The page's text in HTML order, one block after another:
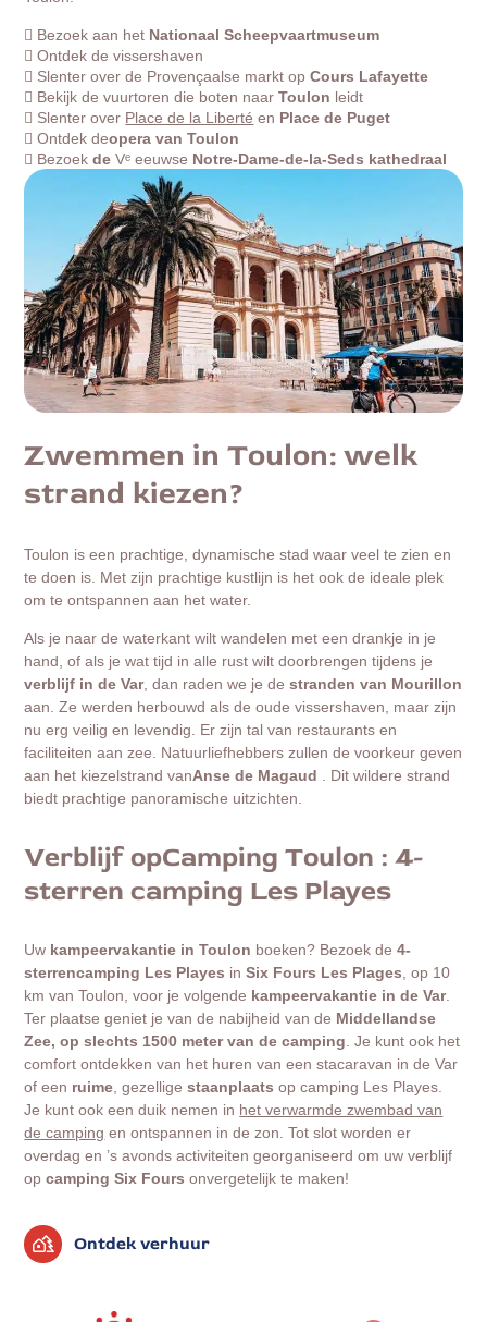
Bezoek aan het Nationaal Scheepvaartmuseum
Ontdek de vissershaven
Slenter over de Provençaalse markt opCours Lafayette
Bekijk de vuurtoren die boten naarToulon leidt
Slenter over Place de la Liberté en Place de Puget
Ontdek deopera van Toulon
Bezoekde Vᵉ eeuwse Notre-Dame-de-la-Seds kathedraal
Zwemmen in Toulon: welk
strand kiezen?
Toulon is een prachtige, dynamische stad waar veel te zien en
te doen is. Met zijn prachtige kustlijn is het ook de ideale plek
om te ontspannen aan het water.
Als je naar de waterkant wilt wandelen met een drankje in je
hand, of als je wat tijd in alle rust wilt doorbrengen tijdens je
verblijf in de Var, dan raden we je destranden van Mourillon
aan. Ze werden herbouwd als de oude vissershaven, maar zijn
nu erg veilig en levendig. Er zijn tal van restaurants en
faciliteiten aan zee. Natuurliefhebbers zullen de voorkeur geven
aan het kiezelstrand vanAnse de Magaud
. Dit wildere strand
biedt prachtige panoramische uitzichten.
Verblijf opCamping Toulon : 4-
sterren camping Les Playes
Uw kampeervakantie in Toulon boeken? Bezoek de4-
sterrencamping Les Playes inSix Fours Les Plages , op 10
km van Toulon, voor je volgende kampeervakantie in de Var.
Ter plaatse geniet je van de nabijheid van de Middellandse
Zee, op slechts 1500 meter van de camping . Je kunt ook het
comfort ontdekken van het huren van een stacaravan in de Var
of een ruime , gezelligestaanplaats op camping Les Playes.
Je kunt ook een duik nemen in het verwarmde zwembad van
de camping en ontspannen in de zon. Tot slot worden er
overdag en ’s avonds activiteiten georganiseerd om uw verblijf
opcamping Six Foursonvergetelijk te maken!
Ontdek verhuur